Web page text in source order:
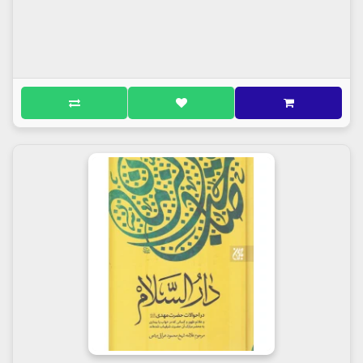
است و هدف او معرفی فتنه‌هایی بوده که در روایات
مطرح شده و چه بسا، ممکن است افراد دچار آن‌ها شوند،
یا از آنچه در گذشته اتفاق افتاده است، عبرت بگیرند.
هدف نگارش نویسنده :ابن طاووس در مقدمه کتاب به
اهمیت شناخت ملاحم و فتنه‌ها و به شمول این ملاحم بر
معجزاتی اشاره دارد که باعث سر فرود آوردن در برابر
خداوند می‌شود و کسی که آن‌ها را بشناسد، به وسیله
صدقات و دعا می‌تواند از خطر آن‌ها در امان باشد. این
هدف، دقیقا همان چیزی است که با روحیه عابدانه ابن
طاووس همخوانی دارد. اساس هدف وی از نوشتن این
کتاب طرح مباحث مربوط به مهدویت- که امری اعتقادی و
در دیدگاه ابن طاووس فوق العاده مهم است- نبوده و او
در پی معرفی فتنه‌ها، رویدادها و آشوب‌هایی بوده که در
روایات اهل سنت، چه از طریق پیامبر و امامان و چه از
طریق سایر افراد، به آن‌ها اشاره شده و احتمالا رخ داده یا
ابن طاووس به اعتبار آن‌ها اعتقادی ندارد. او هم در پایان